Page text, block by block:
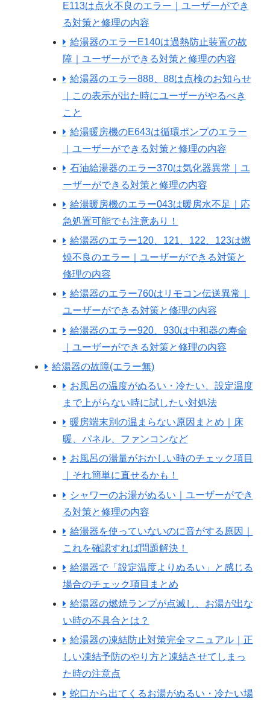
E113は点火不良のエラー｜ユーザーができ
る対策と修理の内容
給湯器のエラーE140は過熱防止装置の故
障｜ユーザーができる対策と修理の内容
給湯器のエラー888、88は点検のお知らせ
｜この表示が出た時にユーザーがやるべき
こと
給湯暖房機のE643は循環ポンプのエラー
｜ユーザーができる対策と修理の内容
石油給湯器のエラー370は気化器異常｜ユ
ーザーができる対策と修理の内容
給湯暖房機のエラー043は暖房水不足｜応
急処置可能でも注意あり！
給湯器のエラー120、121、122、123は燃
焼不良のエラー｜ユーザーができる対策と
修理の内容
給湯器のエラー760はリモコン伝送異常｜
ユーザーができる対策と修理の内容
給湯器のエラー920、930は中和器の寿命
｜ユーザーができる対策と修理の内容
給湯器の故障(エラー無)
お風呂の温度がぬるい・冷たい、設定温度
まで上がらない時に試したい対処法
暖房端末別の温まらない原因まとめ｜床
暖、パネル、ファンコンなど
お風呂の湯量がおかしい時のチェック項目
｜それ簡単に直せるかも！
シャワーのお湯がぬるい｜ユーザーができ
る対策と修理の内容
給湯器を使っていないのに音がする原因｜
これを確認すれば問題解決！
給湯器で「設定温度よりぬるい」と感じる
場合のチェック項目まとめ
給湯器の燃焼ランプが点滅し、お湯が出な
い時の不具合とは？
給湯器の凍結防止対策完全マニュアル｜正
しい凍結予防のやり方と凍結させてしまっ
た時の注意点
蛇口から出てくるお湯がぬるい・冷たい場